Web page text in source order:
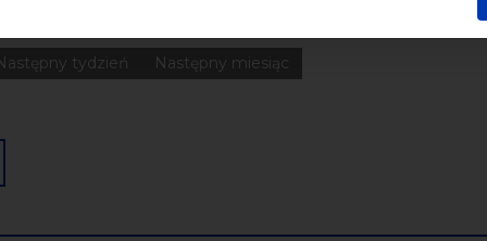
tydzień Następny miesiąc